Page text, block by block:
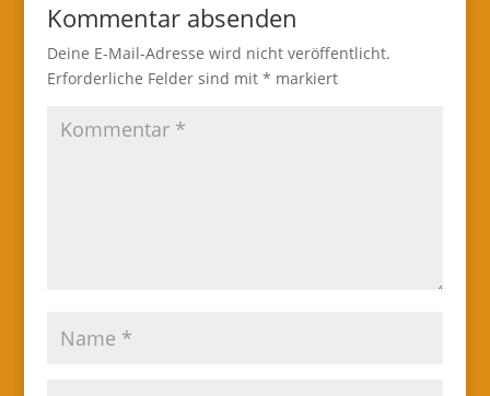
Kommentar absenden
Deine E-Mail-Adresse wird nicht veröffentlicht.
Erforderliche Felder sind mit * markiert